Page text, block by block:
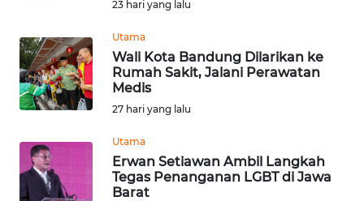
23 hari yang lalu
Utama
Wali Kota Bandung Dilarikan ke
Rumah Sakit, Jalani Perawatan
Medis
27 hari yang lalu
Utama
Erwan Setiawan Ambil Langkah
Tegas Penanganan LGBT di Jawa
Barat
WN
RIAU
WN
WN
JAMBI